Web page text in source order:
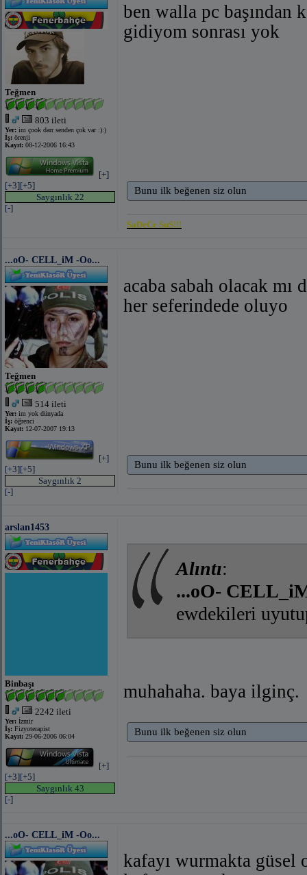
Teğmen
803 ileti
Yer: im çook darr senden çok var :):)
İş: örenji
Kayıt: 08-12-2006 16:43
[+]
[+3][+5]
Saygınlık 22
[-]
ben walla pc başından
gidiyom sonrası yok
Bunu ilk beğenen siz olun
SaDeCe SuS!!!
...oO- CELL_iM -Oo...
Teğmen
514 ileti
Yer: im yok dünyada
İş: öğrenci
Kayıt: 12-07-2007 19:13
[+]
[+3][+5]
Saygınlık 2
[-]
acaba sabah olacak mı
her seferindede oluyo
Bunu ilk beğenen siz olun
arslan1453
Binbaşı
2242 ileti
Yer: İzmir
İş: Fizyoterapist
Kayıt: 29-06-2006 06:04
[+]
[+3][+5]
Saygınlık 43
[-]
Alıntı:
...oO-
ewdekileri
muhahaha. baya ilginç.
Bunu ilk beğenen siz olun
...oO- CELL_iM -Oo...
kafayı wurmakta güsel